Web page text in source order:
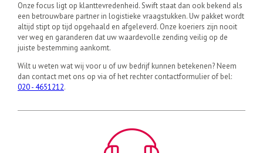
Onze focus ligt op klanttevredenheid. Swift staat dan ook bekend als
een betrouwbare partner in logistieke vraagstukken. Uw pakket wordt
altijd stipt op tijd opgehaald en afgeleverd. Onze koeriers zijn nooit
ver weg en garanderen dat uw waardevolle zending veilig op de
juiste bestemming aankomt.
Wilt u weten wat wij voor u of uw bedrijf kunnen betekenen? Neem
dan contact met ons op via of het rechter contactformulier of bel:
020 - 4651212.